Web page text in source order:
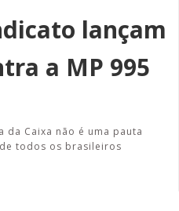
lançam
a MP 995
da Caixa não é uma pauta
todos os brasileiros